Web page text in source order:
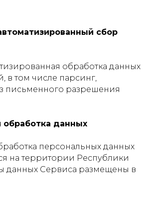
сбор
обработка данных
в том числе парсинг,
письменного разрешения
обработка данных
персональных данных
на территории Республики
данных Сервиса размещены в